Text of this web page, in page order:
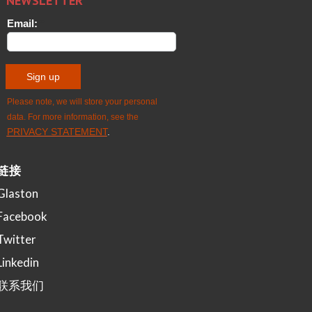
接
系我们